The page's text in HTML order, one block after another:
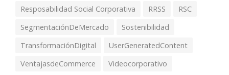
Resposabilidad Social Corporativa
RRSS
RSC
SegmentaciónDeMercado
Sostenibilidad
TransformaciónDigital
UserGeneratedContent
VentajasdeCommerce
Videocorporativo